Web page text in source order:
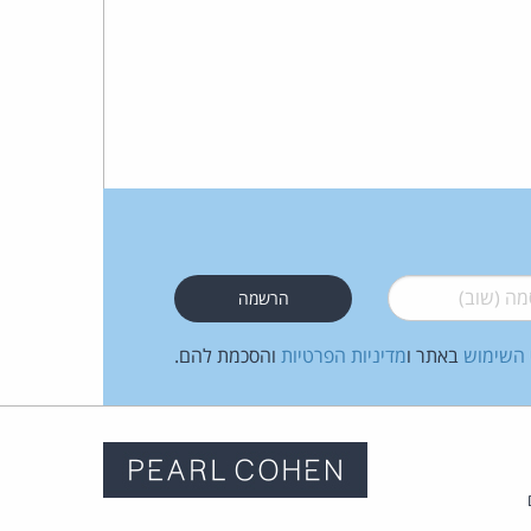
(שוב)*
השימוש באתר ומדיניות הפרטיות והסכמת להם.